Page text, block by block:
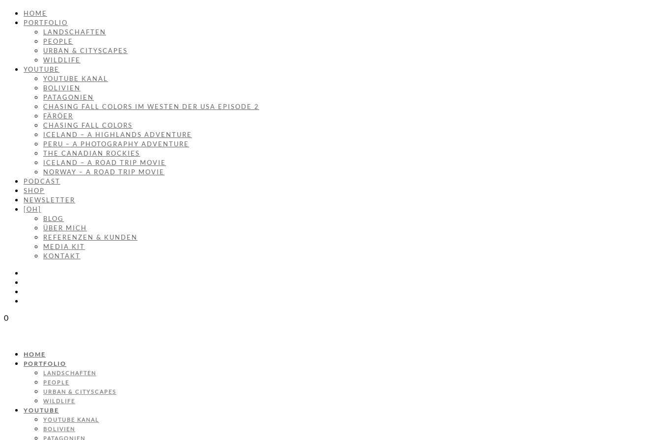
HOME
PORTFOLIO
LANDSCHAFTEN
PEOPLE
URBAN & CITYSCAPES
WILDLIFE
YOUTUBE
YOUTUBE KANAL
BOLIVIEN
PATAGONIEN
CHASING FALL COLORS IM WESTEN DER USA EPISODE 2
FÄRÖER
CHASING FALL COLORS
ICELAND – A HIGHLANDS ADVENTURE
PERU – A PHOTOGRAPHY ADVENTURE
THE CANADIAN ROCKIES
ICELAND – A ROAD TRIP MOVIE
NORWAY – A ROAD TRIP MOVIE
PODCAST
SHOP
NEWSLETTER
[OH]
BLOG
ÜBER MICH
REFERENZEN & KUNDEN
MEDIA KIT
KONTAKT
0
HOME
PORTFOLIO
LANDSCHAFTEN
PEOPLE
URBAN & CITYSCAPES
WILDLIFE
YOUTUBE
YOUTUBE KANAL
BOLIVIEN
PATAGONIEN